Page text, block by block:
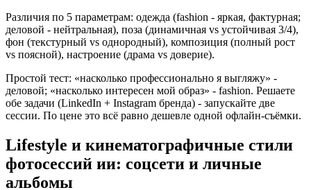
Различия по 5 параметрам: одежда (fashion - яркая, фактурная;
деловой - нейтральная), поза (динамичная vs устойчивая 3/4),
фон (текстурный vs однородный), композиция (полный рост
vs поясной), настроение (драма vs доверие).
Простой тест: «насколько профессионально я выгляжу» -
деловой; «насколько интересен мой образ» - fashion. Решаете
обе задачи (LinkedIn + Instagram бренда) - запускайте две
сессии. По цене это всё равно дешевле одной офлайн-съёмки.
Lifestyle и кинематографичные стили
фотосессий ии: соцсети и личные
альбомы